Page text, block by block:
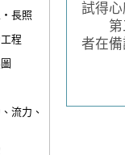
長照
程
流力、
試得心
第三
者在備